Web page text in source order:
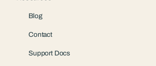
Blog
Contact
Support Docs